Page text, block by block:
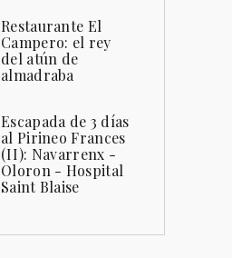
Restaurante El
Campero: el rey
del atún de
almadraba
Escapada de 3 días
al Pirineo Frances
(II): Navarrenx -
Oloron - Hospital
Saint Blaise